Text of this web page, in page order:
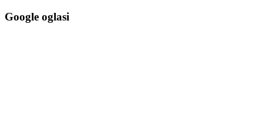
Google oglasi